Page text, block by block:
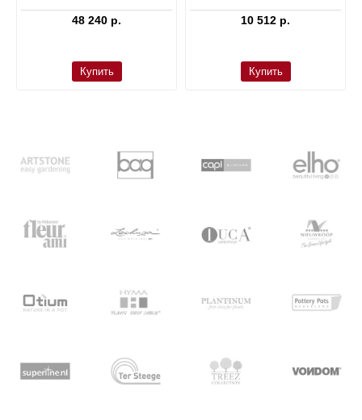
48 240 р.
Купить
10 512 р.
Купить